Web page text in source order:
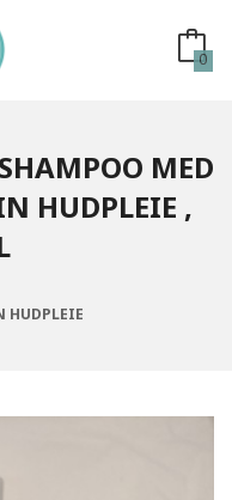
0
MED
HUDPLEIE ,
HUDPLEIE